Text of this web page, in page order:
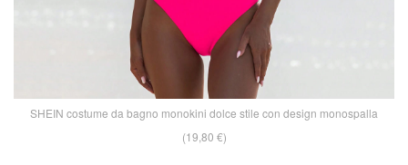
SHEIN costume da bagno monokini dolce stile con design monospalla
(19,80 €)